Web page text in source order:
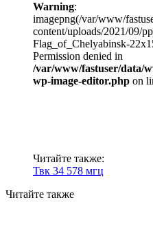
Warning:
imagepng(/var/www/
content/uploads/2021/09/
Flag_of_Chelyabinsk-
Permission denied in
/var/www/fastuser/data/
wp-image-editor.php on
Читайте также:
Твк 34 578 мгц
Читайте также